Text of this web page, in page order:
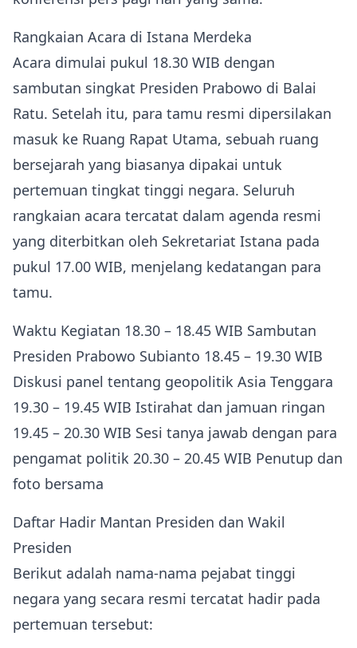
Rangkaian Acara di Istana Merdeka
Acara dimulai pukul 18.30 WIB dengan
sambutan singkat Presiden Prabowo di Balai
Ratu. Setelah itu, para tamu resmi dipersilakan
masuk ke Ruang Rapat Utama, sebuah ruang
bersejarah yang biasanya dipakai untuk
pertemuan tingkat tinggi negara. Seluruh
rangkaian acara tercatat dalam agenda resmi
yang diterbitkan oleh Sekretariat Istana pada
pukul 17.00 WIB, menjelang kedatangan para
tamu.
Waktu Kegiatan 18.30 – 18.45 WIB Sambutan
Presiden Prabowo Subianto 18.45 – 19.30 WIB
Diskusi panel tentang geopolitik Asia Tenggara
19.30 – 19.45 WIB Istirahat dan jamuan ringan
19.45 – 20.30 WIB Sesi tanya jawab dengan para
pengamat politik 20.30 – 20.45 WIB Penutup dan
foto bersama
Daftar Hadir Mantan Presiden dan Wakil
Presiden
Berikut adalah nama-nama pejabat tinggi
negara yang secara resmi tercatat hadir pada
pertemuan tersebut: